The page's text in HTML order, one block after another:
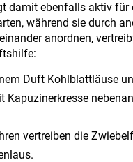
damit ebenfalls aktiv
während sie durch
anordnen,
Duft Kohlblattläuse
vertreiben die